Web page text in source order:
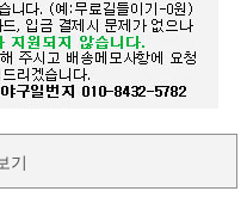
기